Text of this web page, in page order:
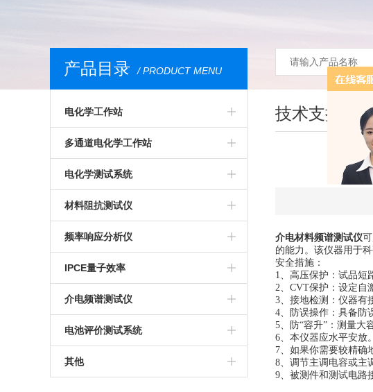
产品目录 / PRODUCT MENU
电化学工作站
多通道电化学工作站
高精度电化学工作站
多功能电化学工作站
进口电化学工作站
美国普林斯顿电化学工作站
英国输力强电化学工作站
多通道电化学工作站
美国普林斯顿多通道电化学工作站
英国输力强多通道电化学工作站
电化学测试系统
多通道电化学测试系统
光电化学测试系统
多功能电化学测试系统
微区电化学测试系统
微区扫描电化学工作站
材料阻抗测试仪
高精度交流阻抗测试系统
生物阻抗特性测试系统
电化学交流阻抗测试系统
频率响应分析仪
IPCE量子效率
介电频谱测试仪
电池评价测试系统
其他
技术支持
介电材料频谱测试仪
的能力。该仪器用于
安全措施：
1、高压保护：试品短
2、CVT保护：设定自
3、接地检测：仪器有
4、防误操作：具备防
5、防“容升”：测量大
6、本仪器应水平安放。
7、如果你需要较精确
8、调节主调电容或主
9、被测件和测试电路